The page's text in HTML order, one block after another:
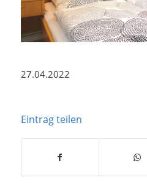
27.04.2022
Eintrag teilen